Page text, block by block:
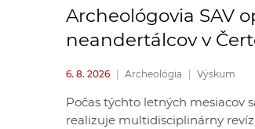
Archeológovia SAV
neandertálcov v
6. 8. 2026 Archeológia Výskum
Počas týchto letných mesiacov
realizuje multidisciplinárny